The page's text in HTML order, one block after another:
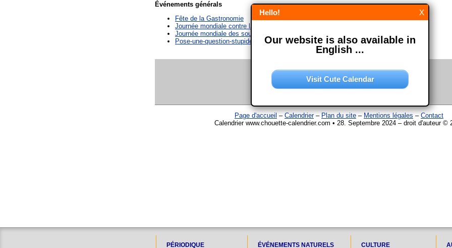
Événements générals
Fête de la Gastronomie
Journée mondiale contre la rage
Journée mondiale des sourds
Pose-une-question-stupide-jour
Page d'accueil – Calendrier– Plan du site – Mentions légales – Contact
Calendrier www.chouette-calendrier.com • 28. Septembre 2024 – droit d'auteur ©
PÉRIODIQUE ÉVÉNEMENTS NATURELS CULTURE
X
Hello!
Our website is also available in
English ...
Visit Cute Calendar